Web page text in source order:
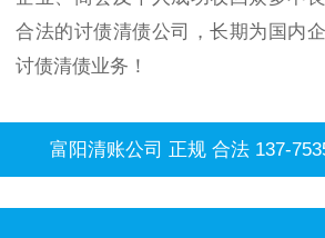
合法的讨债清债公司，长期为国内
讨债清债业务！
富阳清账公司 正规 合法 137-